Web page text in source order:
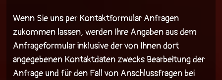
Wenn Sie uns per Kontaktformular Anfragen
zukommen lassen, werden Ihre Angaben aus dem
Anfrageformular inklusive der von Ihnen dort
angegebenen Kontaktdaten zwecks Bearbeitung der
Anfrage und für den Fall von Anschlussfragen bei